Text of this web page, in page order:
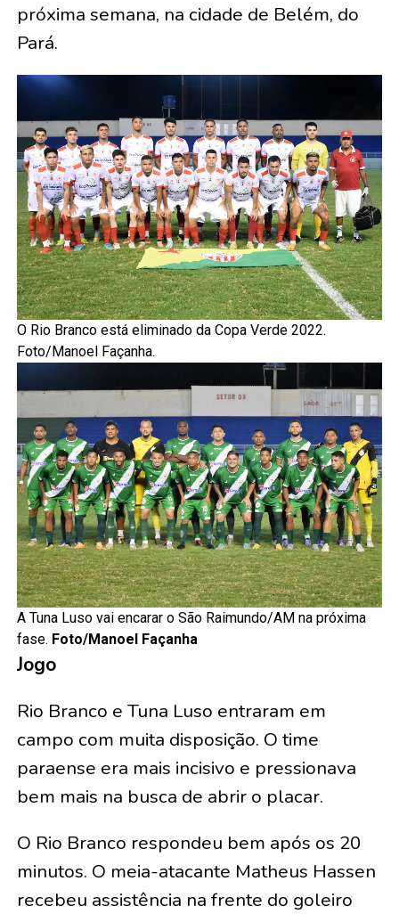
próxima semana, na cidade de Belém, do
Pará.
O Rio Branco está eliminado da Copa Verde 2022.
Foto/Manoel Façanha.
A Tuna Luso vai encarar o São Raimundo/AM na próxima
fase. Foto/Manoel Façanha
Jogo
Rio Branco e Tuna Luso entraram em
campo com muita disposição. O time
paraense era mais incisivo e pressionava
bem mais na busca de abrir o placar.
O Rio Branco respondeu bem após os 20
minutos. O meia-atacante Matheus Hassen
recebeu assistência na frente do goleiro